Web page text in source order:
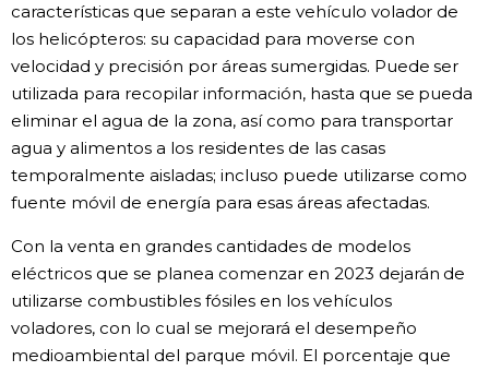
características que separan a este vehículo volador de
los helicópteros: su capacidad para moverse con
velocidad y precisión por áreas sumergidas. Puede ser
utilizada para recopilar información, hasta que se pueda
eliminar el agua de la zona, así como para transportar
agua y alimentos a los residentes de las casas
temporalmente aisladas; incluso puede utilizarse como
fuente móvil de energía para esas áreas afectadas.
Con la venta en grandes cantidades de modelos
eléctricos que se planea comenzar en 2023 dejarán de
utilizarse combustibles fósiles en los vehículos
voladores, con lo cual se mejorará el desempeño
medioambiental del parque móvil. El porcentaje que